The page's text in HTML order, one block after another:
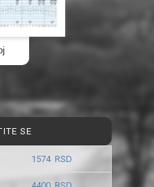
SE
1574 RSD